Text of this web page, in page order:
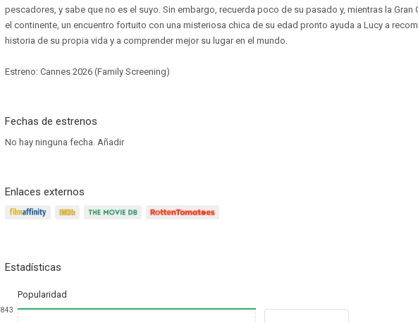
pescadores, y sabe que no es el suyo. Sin embargo, recuerda poco de su pasado y, mientras la Gran
el continente, un encuentro fortuito con una misteriosa chica de su edad pronto ayuda a Lucy a
historia de su propia vida y a comprender mejor su lugar en el mundo.
Estreno: Cannes 2026 (Family Screening)
Fechas de estrenos
No hay ninguna fecha. Añadir
Enlaces externos
Estadísticas
Popularidad
843